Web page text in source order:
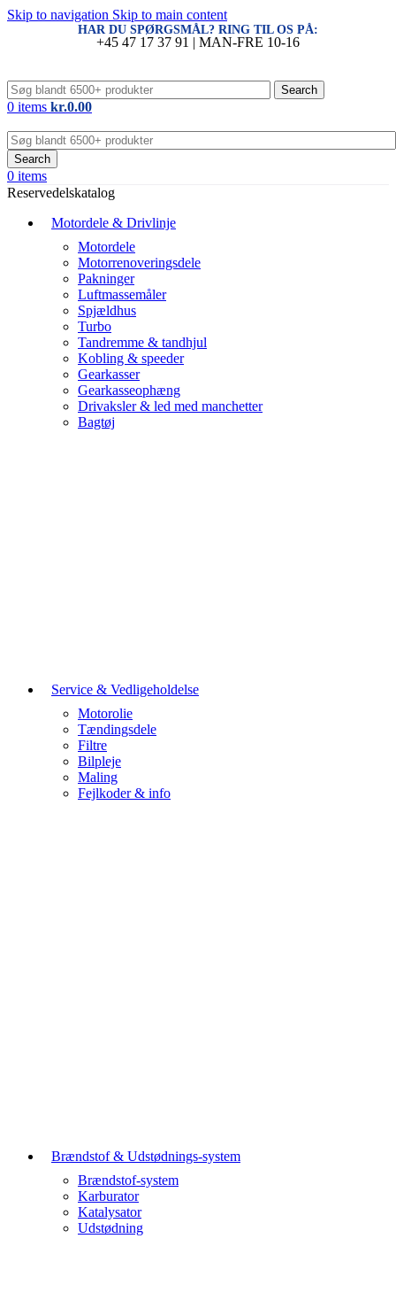
Skip to navigation Skip to main content
HAR DU SPØRGSMÅL? RING TIL OS PÅ:
+45 47 17 37 91 | MAN-FRE 10-16
Search
0 items kr.0.00
Search
0 items
Reservedelskatalog
Motordele & Drivlinje
Motordele
Motorrenoveringsdele
Pakninger
Luftmassemåler
Spjældhus
Turbo
Tandremme & tandhjul
Kobling & speeder
Gearkasser
Gearkasseophæng
Drivaksler & led med manchetter
Bagtøj
Service & Vedligeholdelse
Motorolie
Tændingsdele
Filtre
Bilpleje
Maling
Fejlkoder & info
Brændstof & Udstødnings-system
Brændstof-system
Karburator
Katalysator
Udstødning